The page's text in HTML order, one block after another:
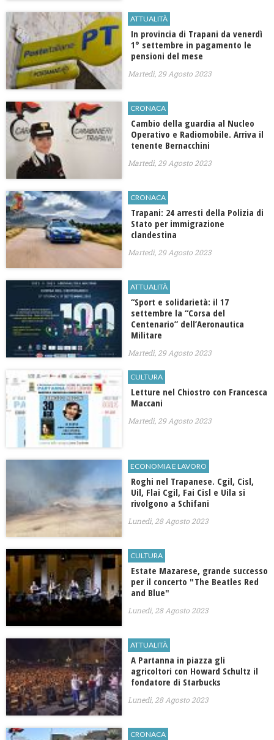
ATTUALITÀ
In provincia di Trapani da venerdì
1° settembre in pagamento le
pensioni del mese
Martedì, 29 Agosto 2023
CRONACA
Cambio della guardia al Nucleo
Operativo e Radiomobile. Arriva il
tenente Bernacchini
Martedì, 29 Agosto 2023
CRONACA
Trapani: 24 arresti della Polizia di
Stato per immigrazione
clandestina
Martedì, 29 Agosto 2023
ATTUALITÀ
“Sport e solidarietà: il 17
settembre la “Corsa del
Centenario” dell’Aeronautica
Militare
Martedì, 29 Agosto 2023
CULTURA
Letture nel Chiostro con Francesca
Maccani
Martedì, 29 Agosto 2023
ECONOMIA E LAVORO
Roghi nel Trapanese. Cgil, Cisl,
Uil, Flai Cgil, Fai Cisl e Uila si
rivolgono a Schifani
Lunedì, 28 Agosto 2023
CULTURA
Estate Mazarese, grande successo
per il concerto "The Beatles Red
and Blue"
Lunedì, 28 Agosto 2023
ATTUALITÀ
A Partanna in piazza gli
agricoltori con Howard Schultz il
fondatore di Starbucks
Lunedì, 28 Agosto 2023
CRONACA